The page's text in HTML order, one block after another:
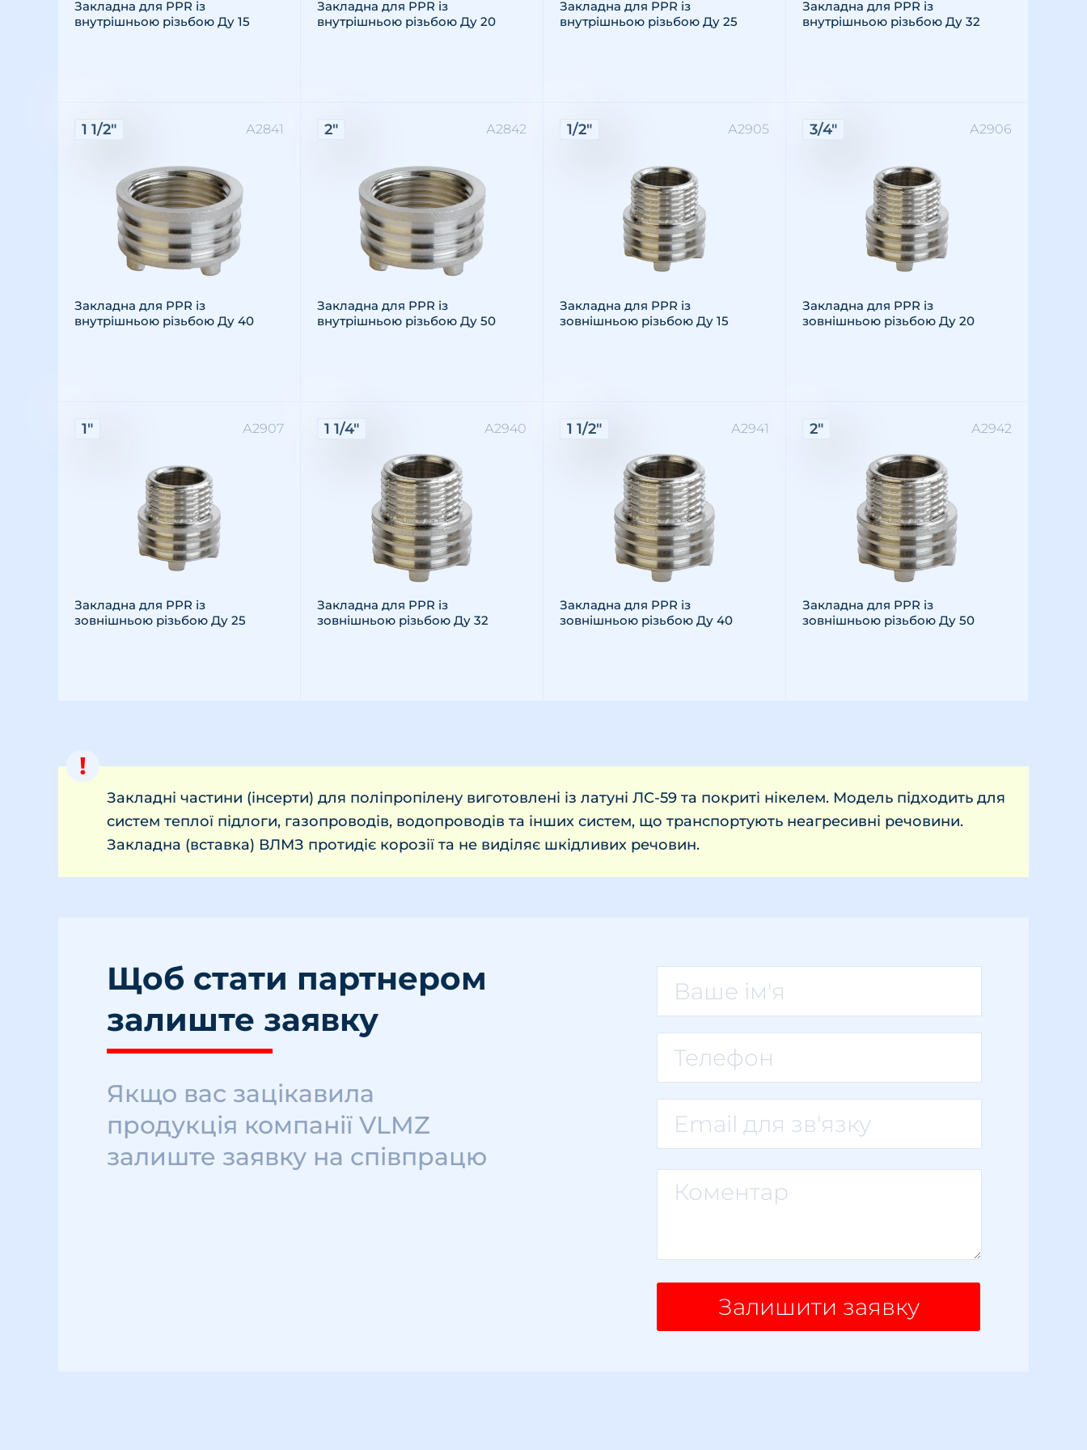
Закладна для PPR із
внутрішньою різьбою Ду 15
Закладна для PPR із
внутрішньою різьбою Ду 20
Закладна для PPR із
внутрішньою різьбою Ду 25
Закладна для PPR із
внутрішньою різьбою Ду 32
1 1/2" А2841
Закладна для PPR із
внутрішньою різьбою Ду 40
Різьба: внутрішня
Розмір різьби: 1 1/2"
Матеріал: латунь
2" А2842
Закладна для PPR із
внутрішньою різьбою Ду 50
1/2" А2905
Закладна для PPR із
зовнішньою різьбою Ду 15
Різьба: зовнішня
Розмір різьби: 1/2"
Матеріал: латунь
3/4" А2906
Закладна для PPR із
зовнішньою різьбою Ду 20
Різьба: зовнішня
Розмір різьби: 3/4"
Матеріал: латунь
1" А2907
Закладна для PPR із
зовнішньою різьбою Ду 25
1 1/4" А2940
Закладна для PPR із
зовнішньою різьбою Ду 32
Різьба: зовнішня
Розмір різьби: 1 1/4"
Матеріал: латунь
1 1/2" А2941
Закладна для PPR із
зовнішньою різьбою Ду 40
Різьба: зовнішня
Розмір різьби: 1 1/2"
Матеріал: латунь
2" А2942
Закладна для PPR із
зовнішньою різьбою Ду 50
!
Закладні частини (інсерти) для поліпропілену виготовлені із латуні ЛС-59 та покриті нікелем. Модель підходить для
систем теплої підлоги, газопроводів, водопроводів та інших систем, що транспортують неагресивні речовини.
Закладна (вставка) ВЛМЗ протидіє корозії та не виділяє шкідливих речовин.
Щоб стати партнером
залиште заявку
Якщо вас зацікавила
продукція компанії VLMZ
залиште заявку на співпрацю
Залишити заявку